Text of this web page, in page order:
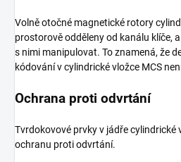
Volně otočné magnetické rotory
prostorově odděleny od kanálu klíče,
s nimi manipulovat. To znamená, že
kódování v cylindrické vložce MCS
Ochrana proti odvrtání
Tvrdokovové prvky v jádře cylindrické
ochranu proti odvrtání.